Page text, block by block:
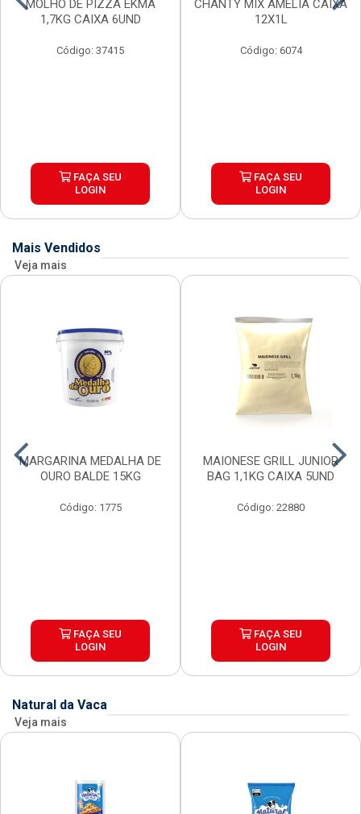
MOLHO DE PIZZA EKMA
1,7KG CAIXA 6UND
Código: 37415
FAÇA SEU
LOGIN
CHANTY MIX AMELIA CAIXA
12X1L
Código: 6074
FAÇA SEU
LOGIN
Mais Vendidos
Veja mais
MARGARINA MEDALHA DE
OURO BALDE 15KG
Código: 1775
FAÇA SEU
LOGIN
MAIONESE GRILL JUNIOR
BAG 1,1KG CAIXA 5UND
Código: 22880
FAÇA SEU
LOGIN
Natural da Vaca
Veja mais